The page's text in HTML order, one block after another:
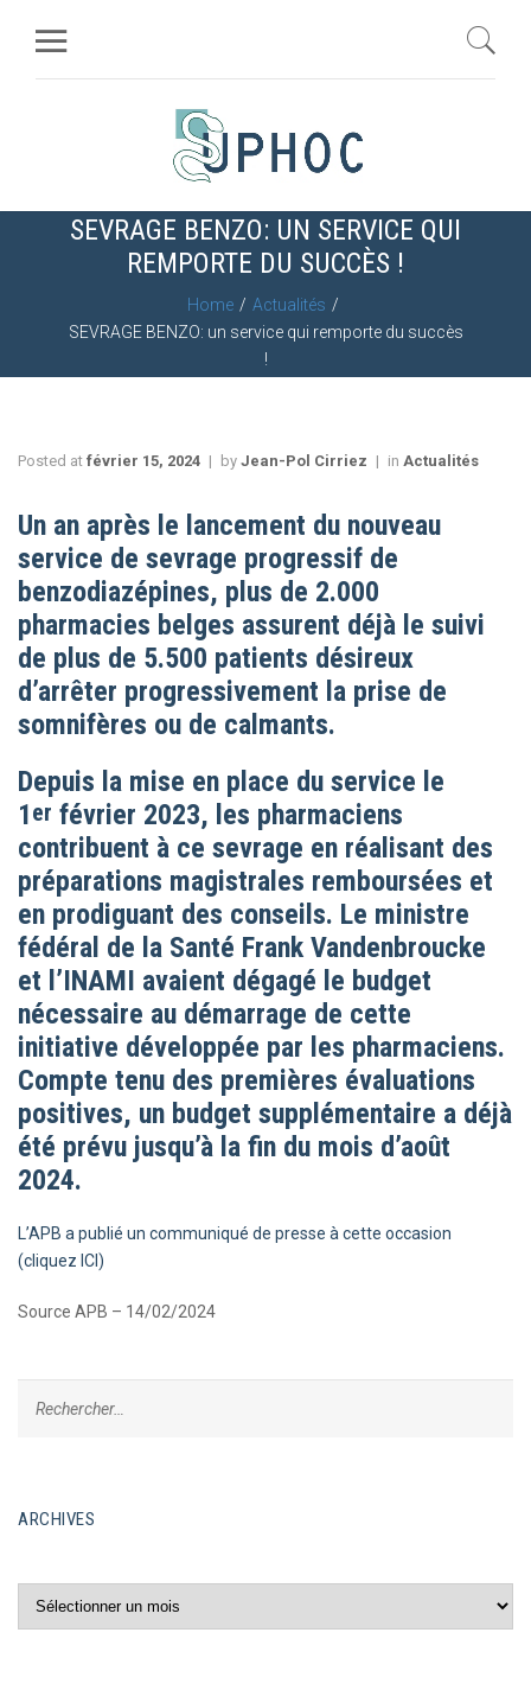
SEVRAGE BENZO: UN SERVICE QUI
REMPORTE DU SUCCÈS !
Home
Actualités
SEVRAGE BENZO: un service qui remporte du succès
!
Posted at février 15, 2024 by Jean-Pol Cirriez in Actualités
Un an après le lancement du nouveau
service de sevrage progressif de
benzodiazépines, plus de 2.000
pharmacies belges assurent déjà le suivi
de plus de 5.500 patients désireux
d’arrêter progressivement la prise de
somnifères ou de calmants.
Depuis la mise en place du service le
1er février 2023, les pharmaciens
contribuent à ce sevrage en réalisant des
préparations magistrales remboursées et
en prodiguant des conseils. Le ministre
fédéral de la Santé Frank Vandenbroucke
et l’INAMI avaient dégagé le budget
nécessaire au démarrage de cette
initiative développée par les pharmaciens.
Compte tenu des premières évaluations
positives, un budget supplémentaire a déjà
été prévu jusqu’à la fin du mois d’août
2024.
L’APB a publié un communiqué de presse à cette occasion
(cliquez ICI)
Source APB – 14/02/2024
ARCHIVES